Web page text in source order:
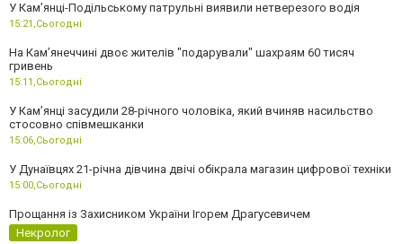
У Кам’янці-Подільському патрульні виявили нетверезого водія
15:21,Сьогодні
На Камʼянеччині двоє жителів "подарували" шахраям 60 тисяч
гривень
15:11,Сьогодні
У Камʼянці засудили 28-річного чоловіка, який вчиняв насильство
стосовно співмешканки
15:06,Сьогодні
У Дунаївцях 21-річна дівчина двічі обікрала магазин цифрової техніки
15:00,Сьогодні
Прощання із Захисником України Ігорем Драгусевичем
Некролог